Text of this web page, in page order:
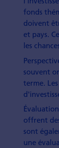
fonds
doivent
et pays.
les
souvent
terme.
offrent
sont
une